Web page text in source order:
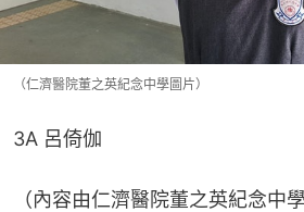
（仁濟醫院董之英紀念中學圖片）
3A 呂倚伽
（內容由仁濟醫院董之英紀念中學